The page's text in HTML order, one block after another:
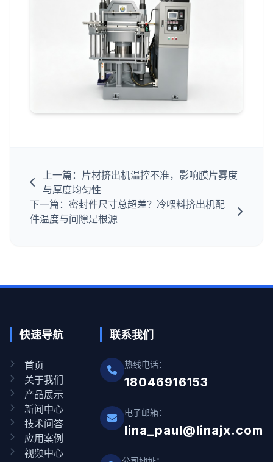
上一篇：片材挤出机温控不准，影响膜片雾度
与厚度均匀性
下一篇：密封件尺寸总超差？冷喂料挤出机配
件温度与间隙是根源
快速导航
首页
关于我们
产品展示
新闻中心
技术问答
应用案例
视频中心
联系我们
热线电话：
18046916153
电子邮箱：
lina_paul@linajx.com